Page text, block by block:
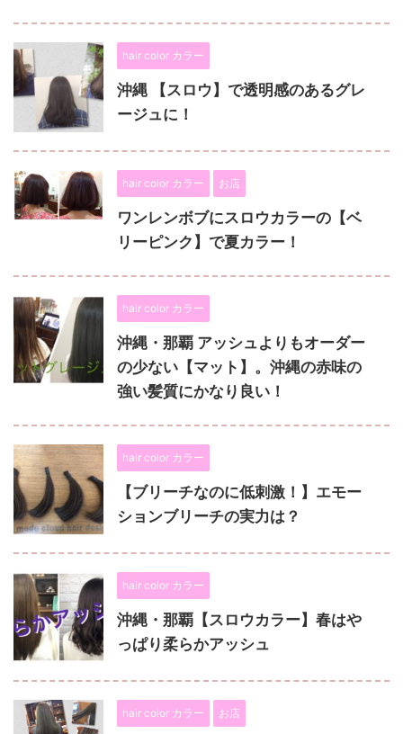
hair color カラー
沖縄 【スロウ】で透明感のある‪グレ
ージュに！
hair color カラー お店
ワンレンボブにスロウカラーの【ベ
リーピンク】で夏カラー！
hair color カラー
沖縄・那覇 アッシュよりもオーダー
の少ない【マット】。沖縄の赤味の
強い髪質にかなり良い！
hair color カラー
【ブリーチなのに低刺激！】エモー
ションブリーチの実力は？
hair color カラー
沖縄・那覇【スロウカラー】春はや
っぱり柔らかアッシュ
hair color カラー お店